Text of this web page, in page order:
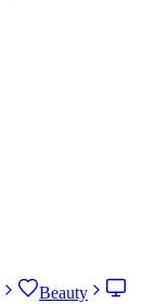
Beauty